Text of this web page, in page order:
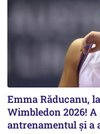
Emma Răducanu,
Wimbledon 2026!
antrenamentul și a